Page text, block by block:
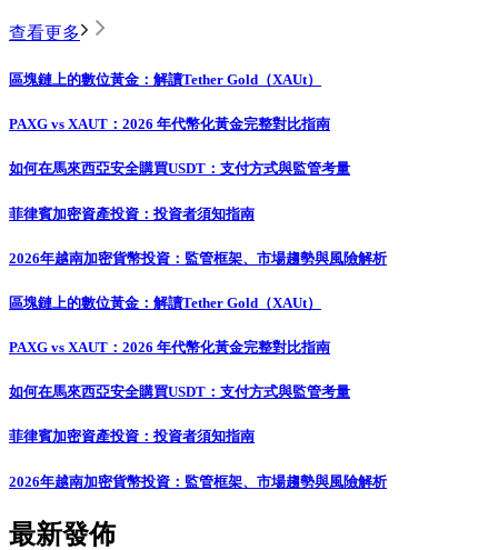
查看更多
區塊鏈上的數位黃金：解讀Tether Gold（XAUt）
PAXG vs XAUT：2026 年代幣化黃金完整對比指南
如何在馬來西亞安全購買USDT：支付方式與監管考量
菲律賓加密資產投資：投資者須知指南
2026年越南加密貨幣投資：監管框架、市場趨勢與風險解析
區塊鏈上的數位黃金：解讀Tether Gold（XAUt）
PAXG vs XAUT：2026 年代幣化黃金完整對比指南
如何在馬來西亞安全購買USDT：支付方式與監管考量
菲律賓加密資產投資：投資者須知指南
2026年越南加密貨幣投資：監管框架、市場趨勢與風險解析
最新發佈